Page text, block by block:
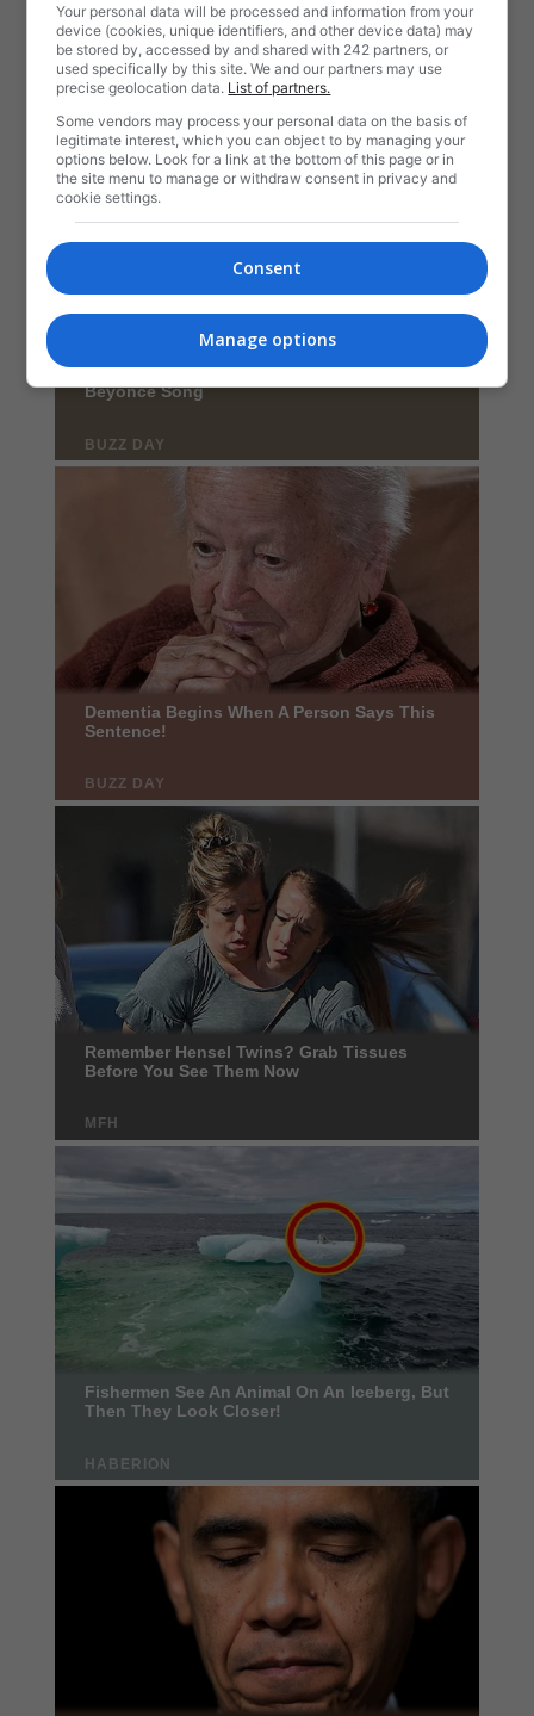
Your personal data will be processed and information from your
device (cookies, unique identifiers, and other device data) may
be stored by, accessed by and shared with 242 partners, or
used specifically by this site. We and our partners may use
precise geolocation data. List of partners.
Some vendors may process your personal data on the basis of
legitimate interest, which you can object to by managing your
options below. Look for a link at the bottom of this page or in
the site menu to manage or withdraw consent in privacy and
cookie settings.
Consent
Manage options